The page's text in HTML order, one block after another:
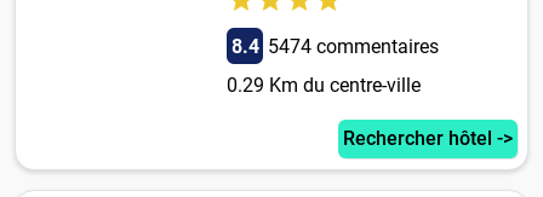
8.4 5474 commentaires
0.29 Km du centre-ville
Rechercher hôtel ->